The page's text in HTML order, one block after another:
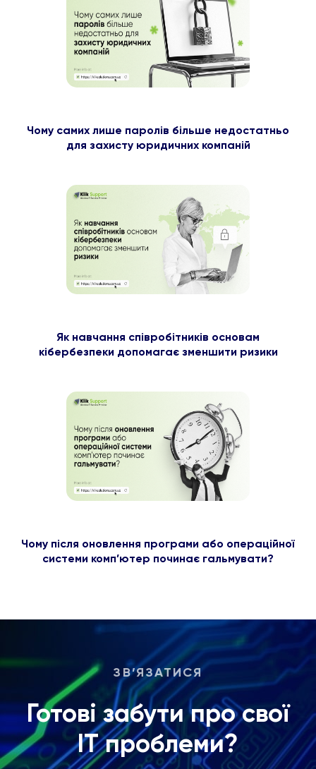
Чому самих лише паролів більше недостатньо
для захисту юридичних компаній
Як навчання співробітників основам
кібербезпеки допомагає зменшити ризики
Чому після оновлення програми або операційної
системи комп’ютер починає гальмувати?
ЗВ’ЯЗАТИСЯ
Готові забути про свої
ІТ проблеми?